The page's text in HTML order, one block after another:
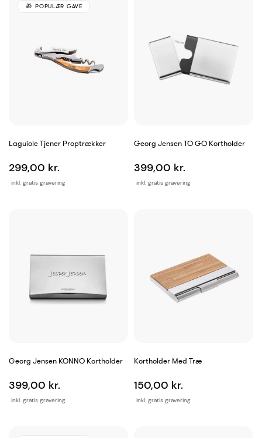
Laguiole Tjener Proptrækker
inkl. gratis gravering
299,00 kr.
POPULÆR GAVE
Georg Jensen TO GO Kortholder
inkl. gratis gravering
399,00 kr.
Georg Jensen KONNO Kortholder
inkl. gratis gravering
399,00 kr.
Kortholder Med Træ
inkl. gratis gravering
150,00 kr.